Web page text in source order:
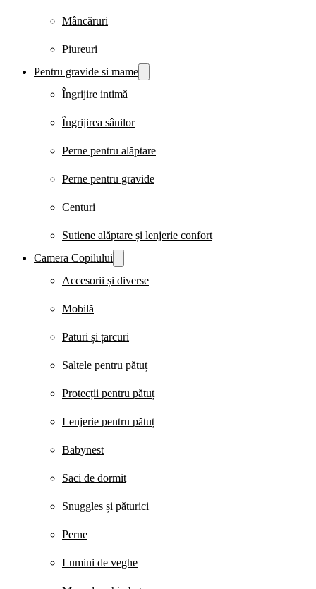
Mâncăruri
Piureuri
Pentru gravide si mame
Îngrijire intimă
Îngrijirea sânilor
Perne pentru alăptare
Perne pentru gravide
Centuri
Sutiene alăptare și lenjerie confort
Camera Copilului
Accesorii și diverse
Mobilă
Paturi și țarcuri
Saltele pentru pătuț
Protecții pentru pătuț
Lenjerie pentru pătuț
Babynest
Saci de dormit
Snuggles și păturici
Perne
Lumini de veghe